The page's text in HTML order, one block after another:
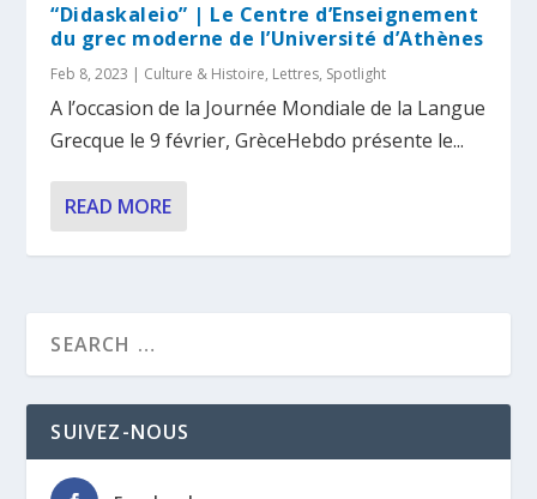
“Didaskaleio” | Le Centre d’Enseignement
du grec moderne de l’Université d’Athènes
Feb 8, 2023 | Culture & Histoire, Lettres, Spotlight
A l’occasion de la Journée Mondiale de la Langue
Grecque le 9 février, GrèceHebdo présente le...
READ MORE
SUIVEZ-NOUS